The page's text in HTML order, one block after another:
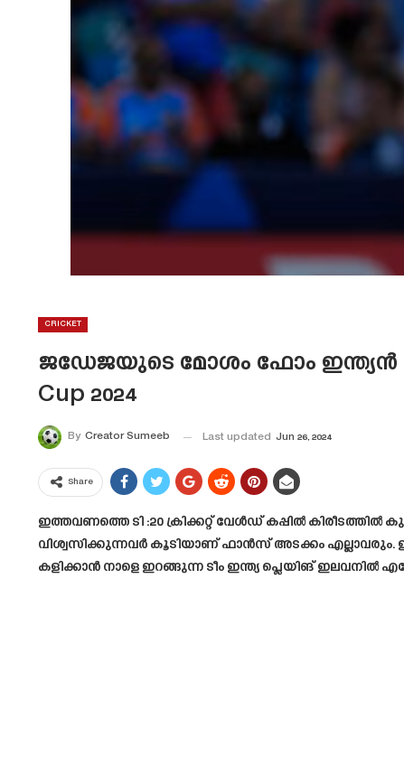
CRICKET
ജഡേജയുടെ മോശം ഫോം ഇന്ത്യൻ
Cup 2024
By Creator Sumeeb Last updated Jun 26, 2024
Share
ഇത്തവണത്തെ ടി :20 ക്രിക്കറ്റ്‌ വേൾഡ് കപ്പിൽ
വിശ്വസിക്കുന്നവർ കൂടിയാണ് ഫാൻസ്‌ അടക്കം എല്ലാവരും.
കളിക്കാൻ നാളെ ഇറങ്ങുന്ന ടീം ഇന്ത്യ പ്ലെയിങ്